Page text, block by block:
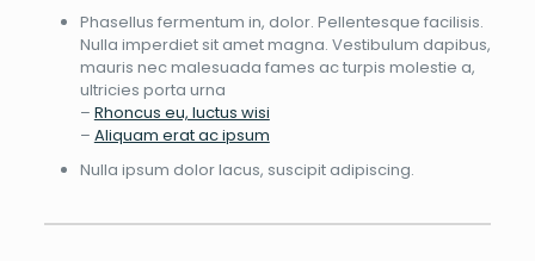
Phasellus fermentum in, dolor. Pellentesque facilisis.
Nulla imperdiet sit amet magna. Vestibulum dapibus,
mauris nec malesuada fames ac turpis molestie a,
ultricies porta urna
– Rhoncus eu, luctus wisi
– Aliquam erat ac ipsum
Nulla ipsum dolor lacus, suscipit adipiscing.